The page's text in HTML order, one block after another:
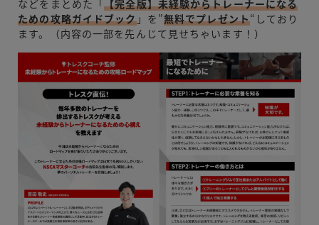
などをまとめた「【完全版】未経験からトレーナーになる
ための攻略ガイドブック」を”無料でプレゼント“しており
ます。（内容の一部を先んじて見せちゃいます！）